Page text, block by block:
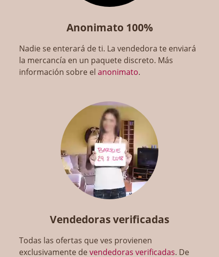
Anonimato 100%
Nadie se enterará de ti. La vendedora te enviará
la mercancía en un paquete discreto. Más
información sobre elanonimato.
Vendedoras verificadas
Todas las ofertas que ves provienen
exclusivamente devendedoras verificadas. De